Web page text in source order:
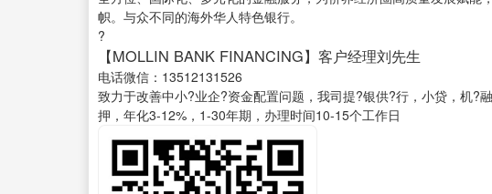
帜。与众不同的海外华人特色银行。
?
【MOLLIN BANK FINANCING】客户经理刘先生
电话微信：13512131526
致力于改善中小?业企?资金配置问题，我司提?银供?行，小贷，机?
押，年化3-12%，1-30年期，办理时间10-15个工作日